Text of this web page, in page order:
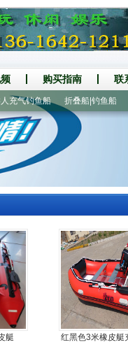
购买指南 联
钓鱼船 折叠船|钓鱼船 充
艇
红黑色3米橡皮艇